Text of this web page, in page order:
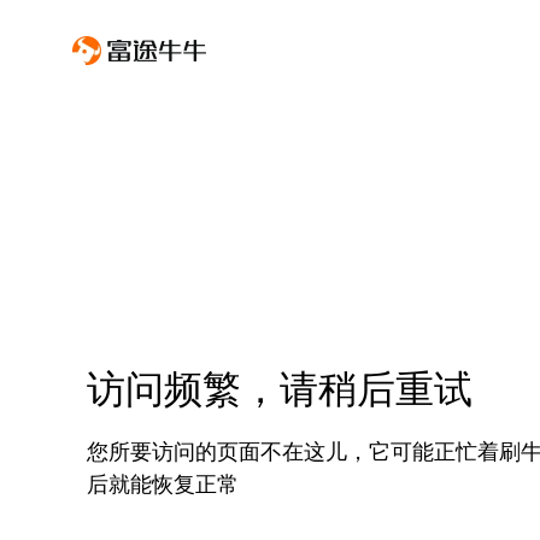
访问频繁，请稍后重试
您所要访问的页面不在这儿，它可能正忙着刷
后就能恢复正常